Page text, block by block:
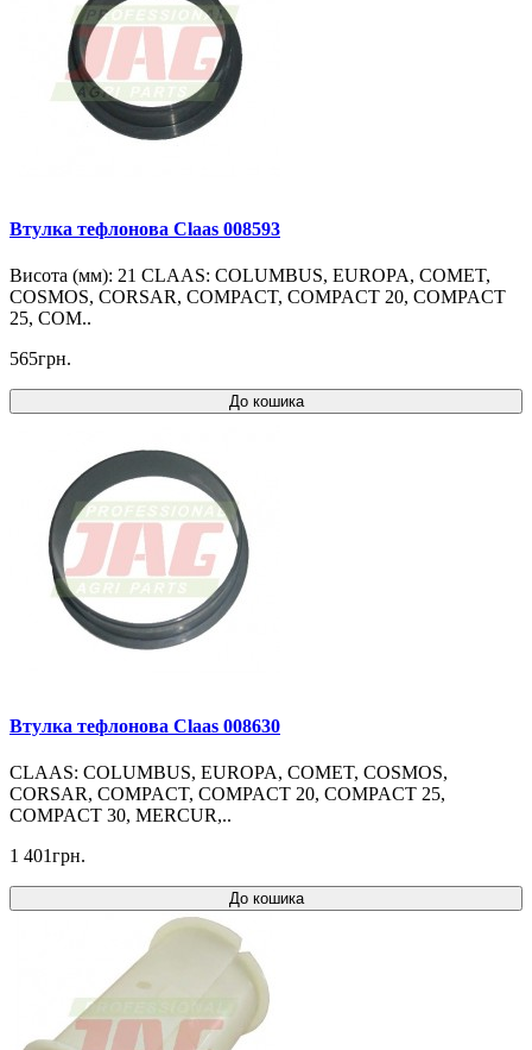
Втулка тефлонова Claas 008593
Висота (мм): 21 CLAAS: COLUMBUS, EUROPA, COMET,
COSMOS, CORSAR, COMPACT, COMPACT 20, COMPACT
25, COM..
565грн.
До кошика
Втулка тефлонова Claas 008630
CLAAS: COLUMBUS, EUROPA, COMET, COSMOS,
CORSAR, COMPACT, COMPACT 20, COMPACT 25,
COMPACT 30, MERCUR,..
1 401грн.
До кошика